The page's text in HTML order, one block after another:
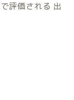
評価される 出